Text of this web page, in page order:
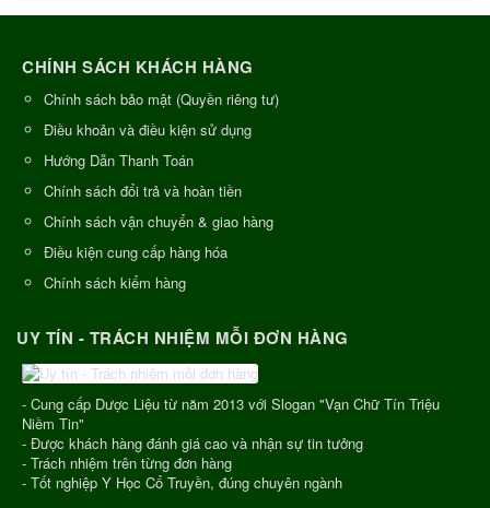
CHÍNH SÁCH KHÁCH HÀNG
Chính sách bảo mật (Quyền riêng tư)
Điều khoản và điều kiện sử dụng
Hướng Dẫn Thanh Toán
Chính sách đổi trả và hoàn tiền
Chính sách vận chuyển & giao hàng
Điều kiện cung cấp hàng hóa
Chính sách kiểm hàng
UY TÍN - TRÁCH NHIỆM MỖI ĐƠN HÀNG
- Cung cấp Dược Liệu từ năm 2013 với Slogan "Vạn Chữ Tín Triệu
Niềm Tin"
- Được khách hàng đánh giá cao và nhận sự tin tưởng
- Trách nhiệm trên từng đơn hàng
- Tốt nghiệp Y Học Cổ Truyền, đúng chuyên ngành